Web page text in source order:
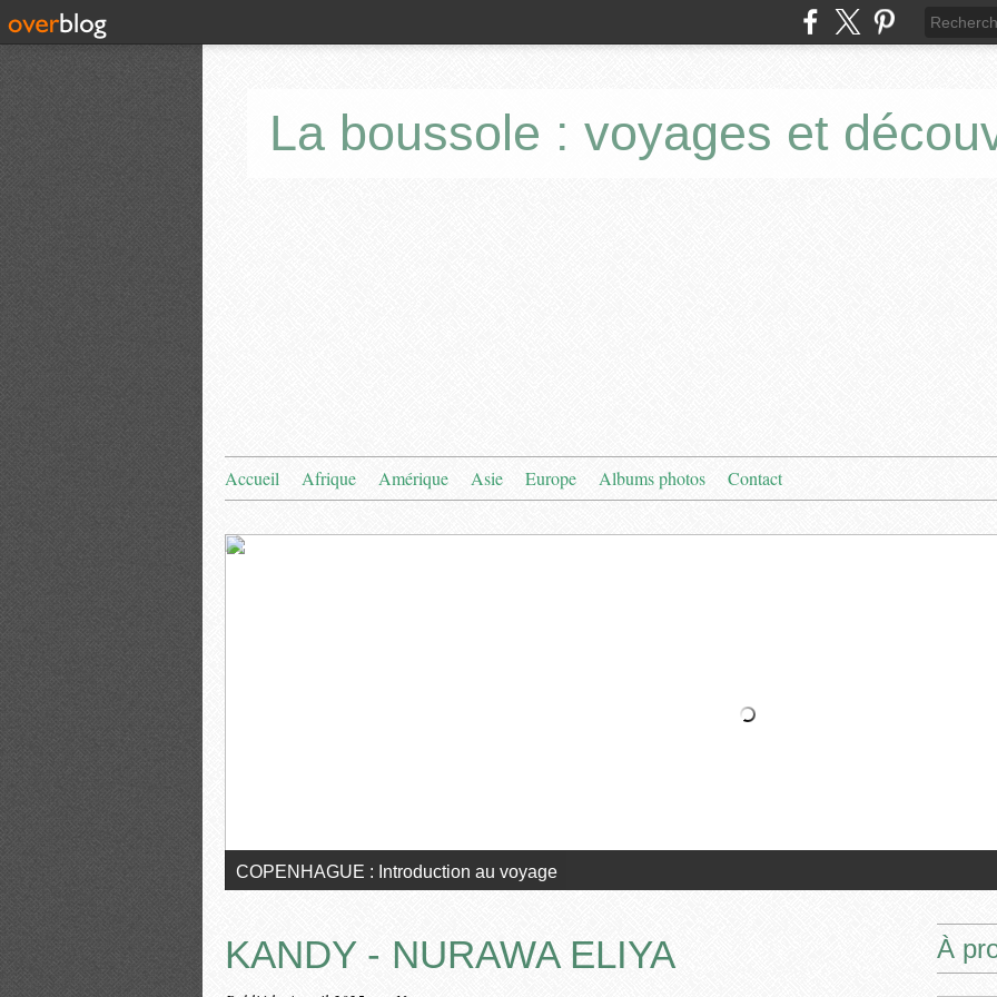
La boussole : voyages et
Accueil Afrique Amérique Asie Europe Albums photos Contact
VIENNE : Introduction au voyage
KANDY - NURAWA ELIYA À